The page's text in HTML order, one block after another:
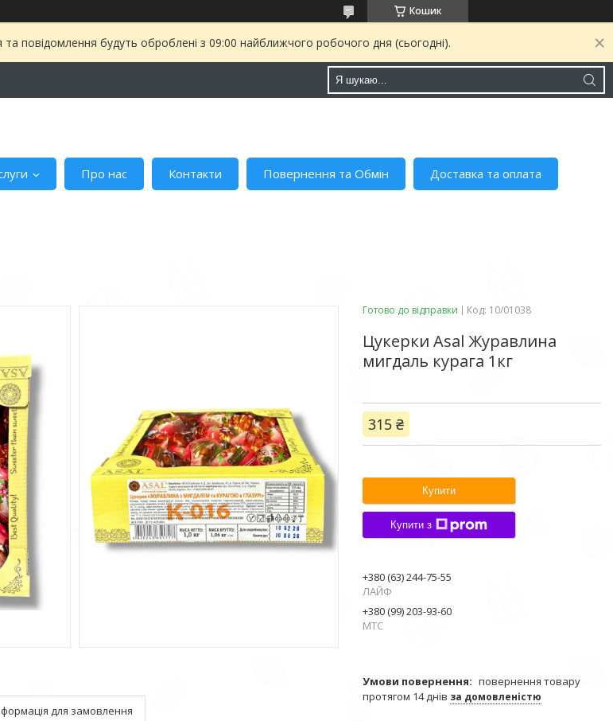
Кошик
повідомлення будуть оброблені з 09:00 найближчого робочого дня (сьогодні).
Про нас Контакти Повернення та Обмін Доставка та оплата
для замовлення
Готово до відправки Код: 10/01038
Цукерки Asal Журавлина
мигдаль курага 1кг
315 ₴
Купити
Купити з
+380 (63) 244-75-55
ЛАЙФ
+380 (99) 203-93-60
МТС
повернення товару
протягом 14 днів за домовленістю